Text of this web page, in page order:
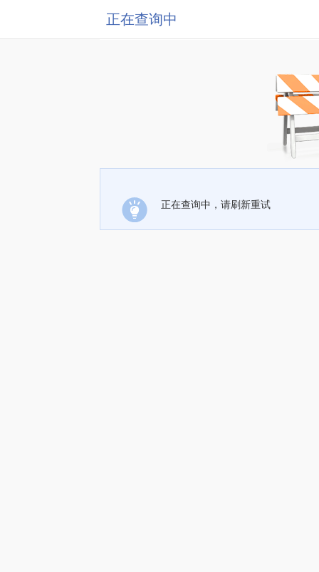
正在查询中
正在查询中，请刷新重试